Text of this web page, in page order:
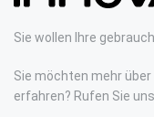
Sie wollen Ihre
Sie möchten mehr
erfahren? Rufen Sie